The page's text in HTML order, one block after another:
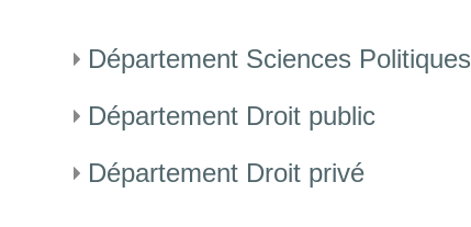
Département Sciences Politiques
Département Droit public
Département Droit privé